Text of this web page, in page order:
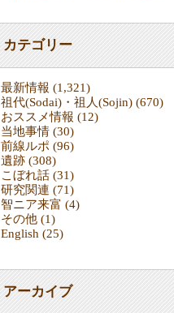
カテゴリー
最新情報 (1,321)
祖代(Sodai)・祖人(Sojin) (670)
おススメ情報 (12)
当地事情 (30)
前線ルポ (96)
遺跡 (308)
こぼれ話 (31)
研究関連 (71)
智ニア来富 (4)
その他 (1)
English (25)
アーカイブ